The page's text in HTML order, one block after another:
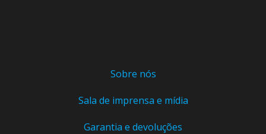
Sobre nós
Sala de imprensa e mídia
Garantia e devoluções